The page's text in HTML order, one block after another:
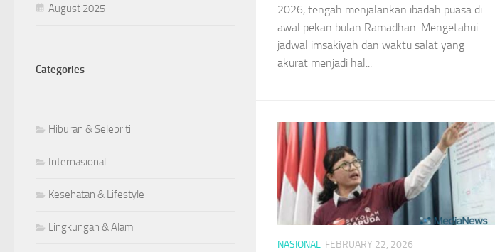
2026, tengah menjalankan ibadah puasa di
awal pekan bulan Ramadhan. Mengetahui
jadwal imsakiyah dan waktu salat yang
akurat menjadi hal...
NASIONAL FEBRUARY 22, 2026
August 2025
Categories
Hiburan & Selebriti
Internasional
Kesehatan & Lifestyle
Lingkungan & Alam